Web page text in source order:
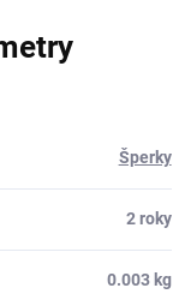
Šperky
2 roky
0.003 kg